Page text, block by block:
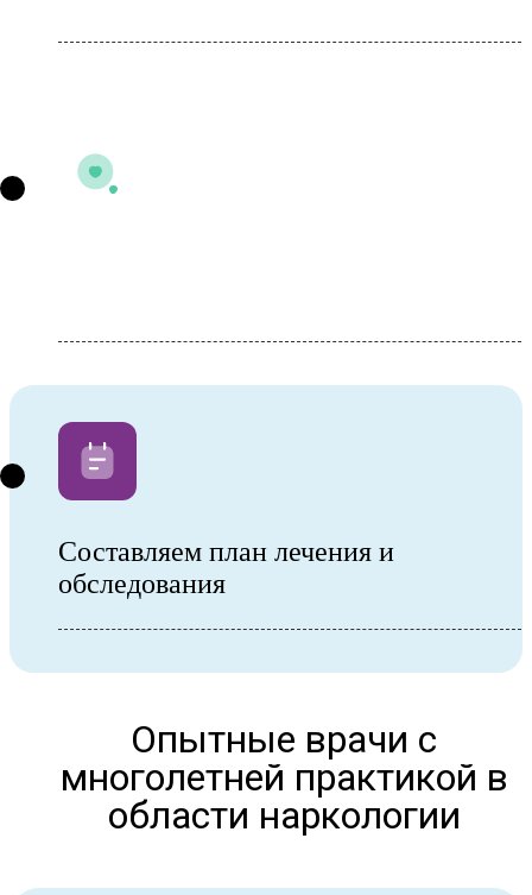
Составляем план лечения и
обследования
Опытные врачи с
многолетней практикой в
области наркологии